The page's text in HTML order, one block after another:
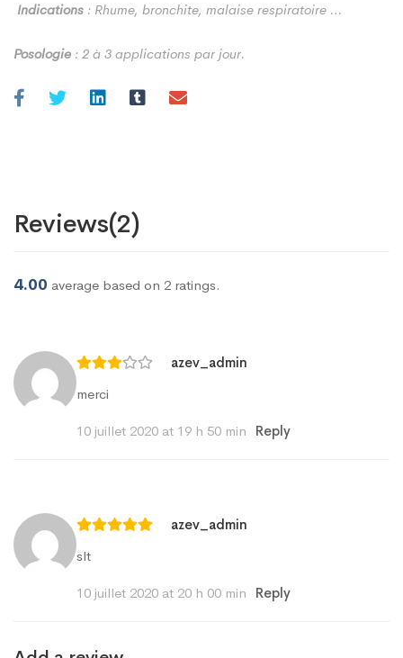
Indications : Rhume, bronchite, malaise respiratoire …
Posologie : 2 à 3 applications par jour.
Reviews(2)
4.00 average based on 2 ratings.
azev_admin
merci
10 juillet 2020 at 19 h 50 min Reply
azev_admin
slt
10 juillet 2020 at 20 h 00 min Reply